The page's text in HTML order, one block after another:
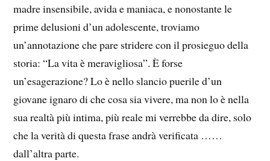
madre insensibile, avida e maniaca, e nonostante le
prime delusioni d’un adolescente, troviamo
un’annotazione che pare stridere con il prosieguo della
storia: “La vita è meravigliosa”. È forse
un’esagerazione? Lo è nello slancio puerile d’un
giovane ignaro di che cosa sia vivere, ma non lo è nella
sua realtà più intima, più reale mi verrebbe da dire, solo
che la verità di questa frase andrà verificata ……
dall’altra parte.